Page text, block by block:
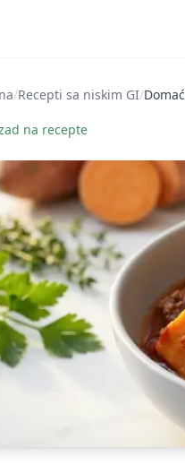
/Recepti sa niskim GI/
na recepte